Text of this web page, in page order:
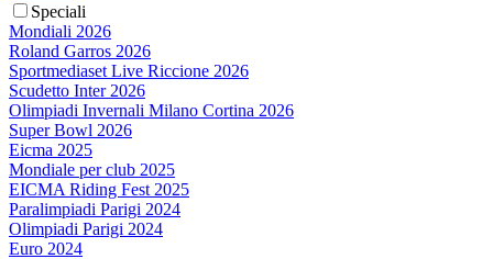
Speciali
Mondiali 2026
Roland Garros 2026
Sportmediaset Live Riccione 2026
Scudetto Inter 2026
Olimpiadi Invernali Milano Cortina 2026
Super Bowl 2026
Eicma 2025
Mondiale per club 2025
EICMA Riding Fest 2025
Paralimpiadi Parigi 2024
Olimpiadi Parigi 2024
Euro 2024